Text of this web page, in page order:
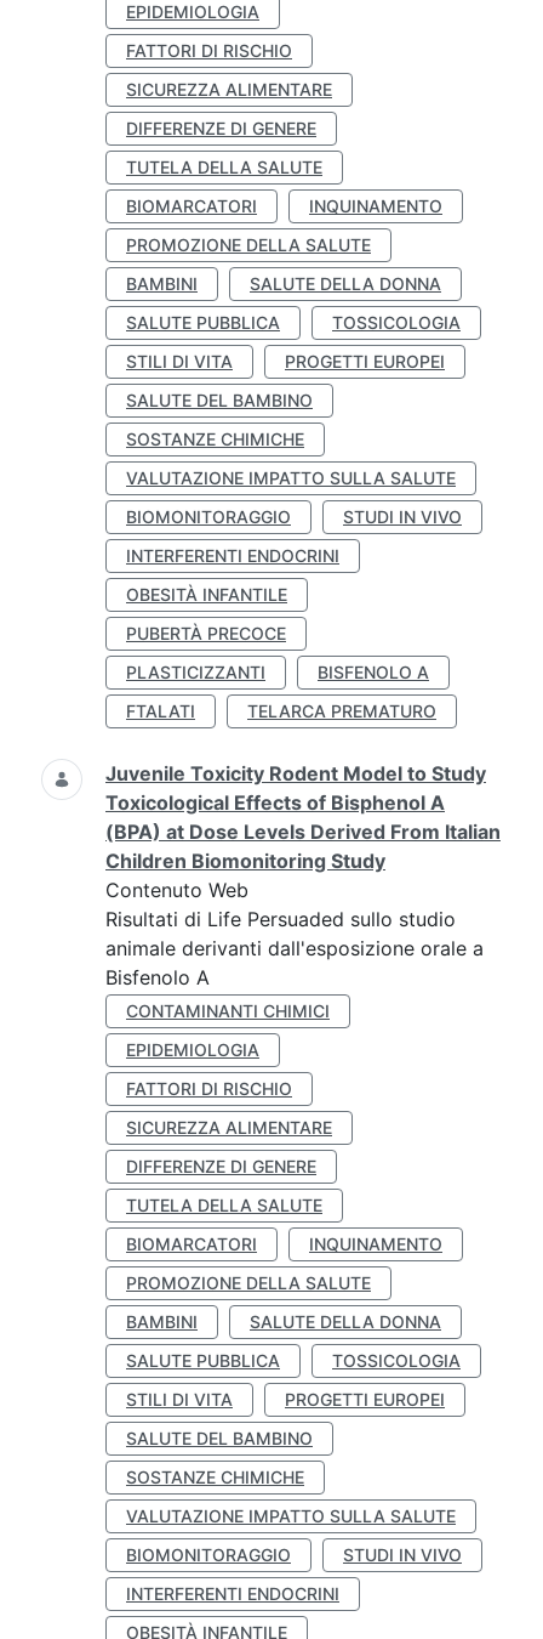
EPIDEMIOLOGIA
FATTORI DI RISCHIO
SICUREZZA ALIMENTARE
DIFFERENZE DI GENERE
TUTELA DELLA SALUTE
BIOMARCATORI
INQUINAMENTO
PROMOZIONE DELLA SALUTE
BAMBINI
SALUTE DELLA DONNA
SALUTE PUBBLICA
TOSSICOLOGIA
STILI DI VITA
PROGETTI EUROPEI
SALUTE DEL BAMBINO
SOSTANZE CHIMICHE
VALUTAZIONE IMPATTO SULLA SALUTE
BIOMONITORAGGIO
STUDI IN VIVO
INTERFERENTI ENDOCRINI
OBESITÀ INFANTILE
PUBERTÀ PRECOCE
PLASTICIZZANTI
BISFENOLO A
FTALATI
TELARCA PREMATURO
Juvenile Toxicity Rodent Model to Study
Toxicological Effects of Bisphenol A
(BPA) at Dose Levels Derived From Italian
Children Biomonitoring Study
Contenuto Web
Risultati di Life Persuaded sullo studio
animale derivanti dall'esposizione orale a
Bisfenolo A
CONTAMINANTI CHIMICI
EPIDEMIOLOGIA
FATTORI DI RISCHIO
SICUREZZA ALIMENTARE
DIFFERENZE DI GENERE
TUTELA DELLA SALUTE
BIOMARCATORI
INQUINAMENTO
PROMOZIONE DELLA SALUTE
BAMBINI
SALUTE DELLA DONNA
SALUTE PUBBLICA
TOSSICOLOGIA
STILI DI VITA
PROGETTI EUROPEI
SALUTE DEL BAMBINO
SOSTANZE CHIMICHE
VALUTAZIONE IMPATTO SULLA SALUTE
BIOMONITORAGGIO
STUDI IN VIVO
INTERFERENTI ENDOCRINI
OBESITÀ INFANTILE